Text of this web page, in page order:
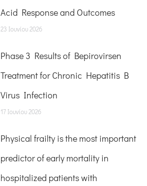
Acid Response and Outcomes
23 Ιουνίου 2026
Phase 3 Results of Bepirovirsen
Treatment for Chronic Hepatitis B
Virus Infection
17 Ιουνίου 2026
Physical frailty is the most important
predictor of early mortality in
hospitalized patients with